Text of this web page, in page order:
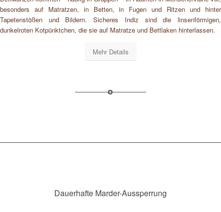
besonders auf Matratzen, in Betten, in Fugen und Ritzen und hinter
Tapetenstößen und Bildern. Sicheres Indiz sind die linsenförmigen,
dunkelroten Kotpünktchen, die sie auf Matratze und Bettlaken hinterlassen.
Mehr Details
Dauerhafte Marder-Aussperrung